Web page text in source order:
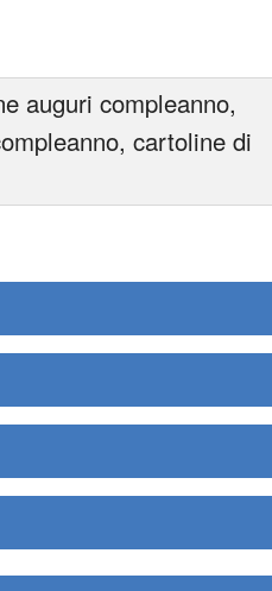
auguri compleanno,
cartoline di